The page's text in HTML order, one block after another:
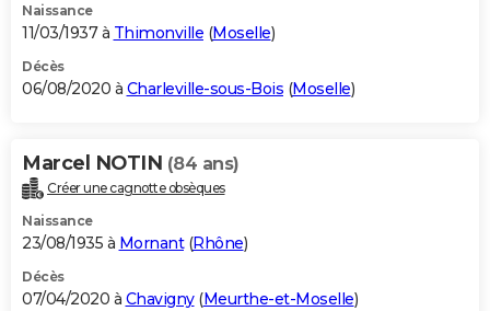
Naissance
11/03/1937 à Thimonville (Moselle)
Décès
06/08/2020 à Charleville-sous-Bois (Moselle)
Marcel NOTIN (84 ans)
Créer une cagnotte obsèques
Naissance
23/08/1935 à Mornant(Rhône)
Décès
07/04/2020 à Chavigny(Meurthe-et-Moselle)